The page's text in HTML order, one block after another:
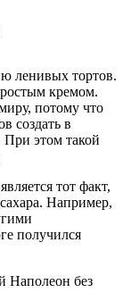
ленивых тортов.
кремом.
потому что
создать в
При этом такой
тот факт,
Например,
получился
Наполеон без